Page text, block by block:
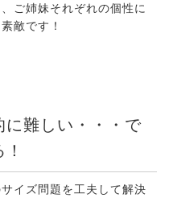
ご姉妹それぞれの個性に
敵です！
難しい・・・で
イズ問題を工夫して解決